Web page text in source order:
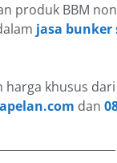
produk BBM
jasa bunker
khusus
dan